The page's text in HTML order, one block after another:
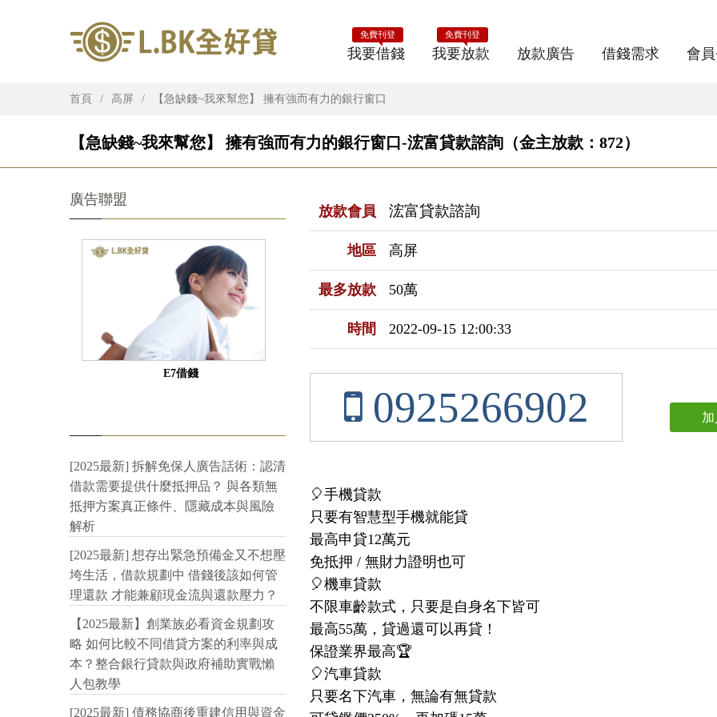
我要借錢
免費刊登
我要放款
免費刊登
放款廣告 借錢需求 會
首頁 高屏 【急缺錢~我來幫您】 擁有強而有力的銀行窗口
【急缺錢~我來幫您】 擁有強而有力的銀行窗口-浤富貸款諮詢（金主放款：872）
放款會員 浤富貸款諮詢
地區 高屏
最多放款 50萬
時間 2022-09-15 12:00:33
0925266902
🎈手機貸款
只要有智慧型手機就能貸
最高申貸12萬元
免抵押 / 無財力證明也可
🎈機車貸款
不限車齡款式，只要是自身名下皆可
最高55萬，貸過還可以再貸！
保證業界最高🏆
🎈汽車貸款
只要名下汽車，無論有無貸款
廣告聯盟
E7借錢
[2025最新] 拆解免保人廣告話術：認清
借款需要提供什麼抵押品？ 與各類無
抵押方案真正條件、隱藏成本與風險
解析
[2025最新] 想存出緊急預備金又不想壓
垮生活，借款規劃中 借錢後該如何管
理還款 才能兼顧現金流與還款壓力？
【2025最新】創業族必看資金規劃攻
略 如何比較不同借貸方案的利率與成
本？整合銀行貸款與政府補助實戰懶
人包教學
[2025最新] 債務協商後重建信用與資金